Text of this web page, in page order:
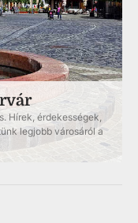
Hírek, érdekességek,
legjobb városáról a